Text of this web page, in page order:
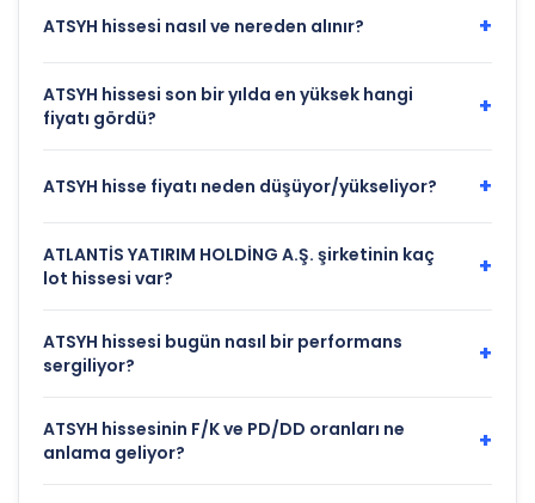
ATSYH hissesi nasıl ve nereden alınır? +
ATSYH hissesi son bir yılda en yüksek hangi
fiyatı gördü?
+
ATSYH hisse fiyatı neden düşüyor/yükseliyor? +
ATLANTİS YATIRIM HOLDİNG A.Ş. şirketinin kaç
lot hissesi var?
+
ATSYH hissesi bugün nasıl bir performans
sergiliyor?
+
ATSYH hissesinin F/K ve PD/DD oranları ne
anlama geliyor?
+